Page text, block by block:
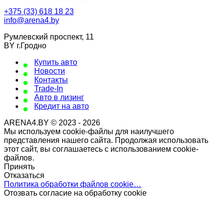
+375 (33) 618 18 23
info@arena4.by
Румлевский проспект, 11
BY г.Гродно
Купить авто
Новости
Контакты
Trade-In
Авто в лизинг
Кредит на авто
ARENA4.BY © 2023 - 2026
Мы используем cookie-файлы для наилучшего
представления нашего сайта. Продолжая использовать
этот сайт, вы соглашаетесь с использованием cookie-
файлов.
Принять
Отказаться
Политика обработки файлов cookie…
Отозвать согласие на обработку cookie